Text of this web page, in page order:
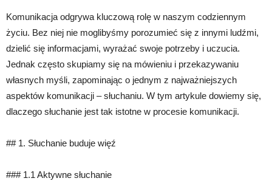
Komunikacja odgrywa kluczową rolę w naszym codziennym
życiu. Bez niej nie moglibyśmy porozumieć się z innymi ludźmi,
dzielić się informacjami, wyrażać swoje potrzeby i uczucia.
Jednak często skupiamy się na mówieniu i przekazywaniu
własnych myśli, zapominając o jednym z najważniejszych
aspektów komunikacji – słuchaniu. W tym artykule dowiemy się,
dlaczego słuchanie jest tak istotne w procesie komunikacji.
## 1. Słuchanie buduje więź
### 1.1 Aktywne słuchanie